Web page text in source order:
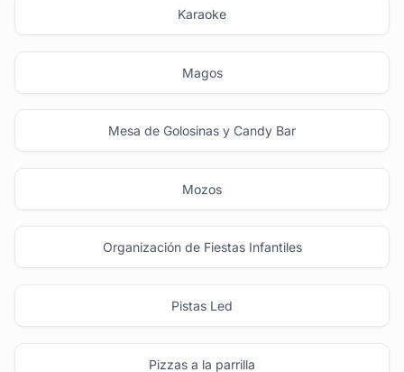
Karaoke
Magos
Mesa de Golosinas y Candy Bar
Mozos
Organización de Fiestas Infantiles
Pistas Led
Pizzas a la parrilla